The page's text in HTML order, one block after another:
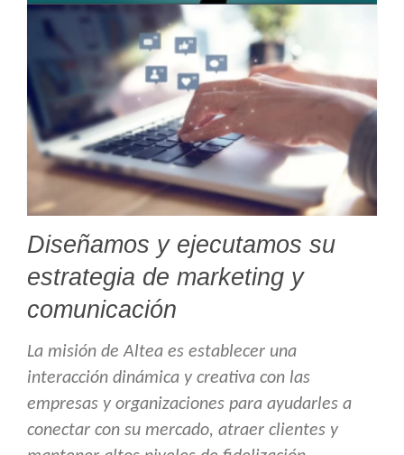
Diseñamos y ejecutamos su
estrategia de marketing y
comunicación
La misión de Altea es establecer una
interacción dinámica y creativa con las
empresas y organizaciones para ayudarles a
conectar con su mercado, atraer clientes y